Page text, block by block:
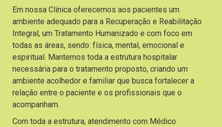
Em nossa Clínica oferecemos aos pacientes um
ambiente adequado para a Recuperação e Reabilitação
Integral, um Tratamento Humanizado e com foco em
todas as áreas, sendo: física, mental, emocional e
espiritual. Mantemos toda a estrutura hospitalar
necessária para o tratamento proposto, criando um
ambiente acolhedor e familiar que busca fortalecer a
relação entre o paciente e os profissionais que o
acompanham.
Com toda a estrutura, atendimento com Médico